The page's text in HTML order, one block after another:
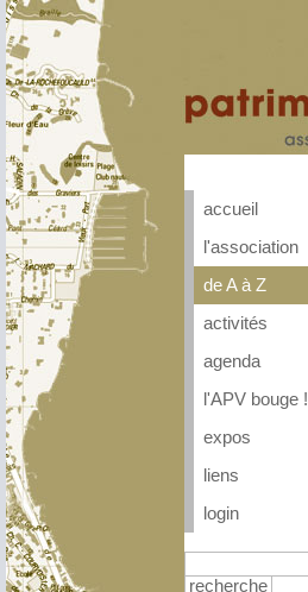
accueil
l'association
de A à Z
activités
agenda
l'APV bouge !
expos
liens
login
recherche